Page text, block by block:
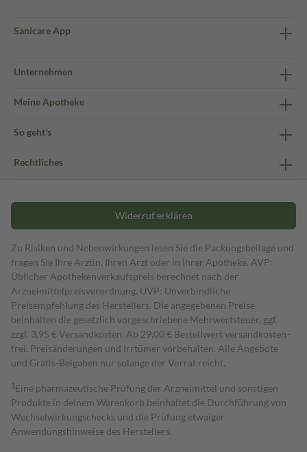
Sanicare App
Unternehmen
Meine Apotheke
So geht's
Rechtliches
Widerruf erklären
Zu Risiken und Nebenwirkungen lesen Sie die Packungsbeilage und
fragen Sie Ihre Ärztin, Ihren Arzt oder in Ihrer Apotheke. AVP:
Üblicher Apothekenverkaufspreis berechnet nach der
Arzneimittelpreisverordnung. UVP: Unverbindliche
Preisempfehlung des Herstellers. Die angegebenen Preise
beinhalten die gesetzlich vorgeschriebene Mehrwertsteuer, ggf.
zzgl. 3,95 € Versandkosten. Ab 29,00 € Bestell­wert versand­kosten­
frei. Preisänderungen und Irrtümer vorbehalten. Alle Angebote
und Gratis-Beigaben nur solange der Vorrat reicht.
1 Eine pharmazeutische Prüfung der Arzneimittel und sonstigen
Produkte in deinem Warenkorb beinhaltet die Durchführung von
Wechselwirkungschecks und die Prüfung etwaiger
Anwendungshinweise des Herstellers.